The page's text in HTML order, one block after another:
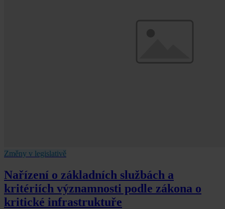
Změny v legislativě
Nařízení o základních službách a
kritériích významnosti podle zákona o
kritické infrastruktuře